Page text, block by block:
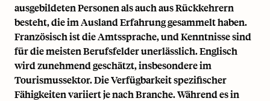
ausgebildeten Personen als auch aus Rückkehrern
besteht, die im Ausland Erfahrung gesammelt haben.
Französisch ist die Amtssprache, und Kenntnisse sind
für die meisten Berufsfelder unerlässlich. Englisch
wird zunehmend geschätzt, insbesondere im
Tourismussektor. Die Verfügbarkeit spezifischer
Fähigkeiten variiert je nach Branche. Während es in